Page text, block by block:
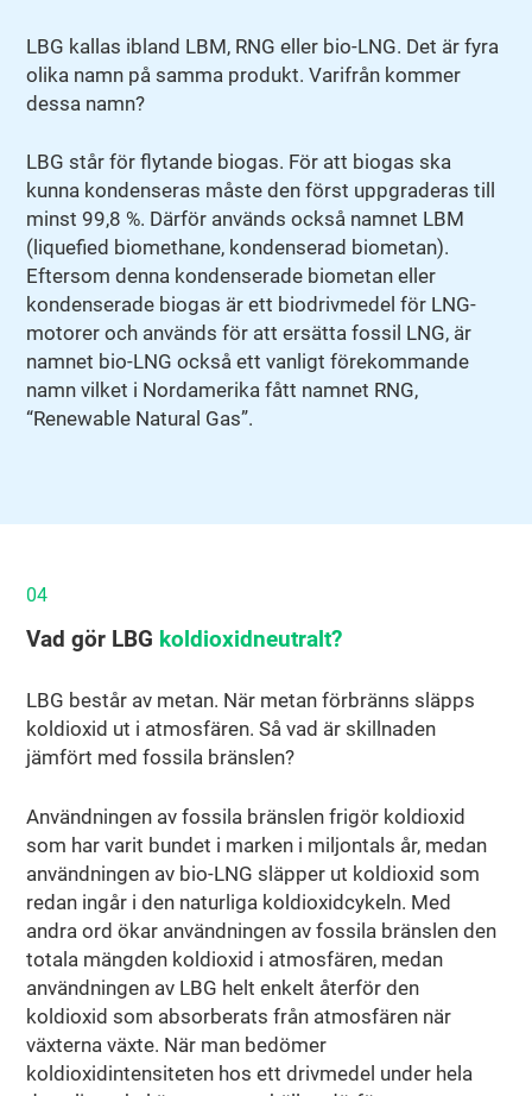
LBG kallas ibland LBM, RNG eller bio-LNG. Det är fyra
olika namn på samma produkt. Varifrån kommer
dessa namn?
LBG står för flytande biogas. För att biogas ska
kunna kondenseras måste den först uppgraderas till
minst 99,8 %. Därför används också namnet LBM
(liquefied biomethane, kondenserad biometan).
Eftersom denna kondenserade biometan eller
kondenserade biogas är ett biodrivmedel för LNG-
motorer och används för att ersätta fossil LNG, är
namnet bio-LNG också ett vanligt förekommande
namn vilket i Nordamerika fått namnet RNG,
“Renewable Natural Gas”.
04
Vad gör LBG koldioxidneutralt?
LBG består av metan. När metan förbränns släpps
koldioxid ut i atmosfären. Så vad är skillnaden
jämfört med fossila bränslen?
Användningen av fossila bränslen frigör koldioxid
som har varit bundet i marken i miljontals år, medan
användningen av bio-LNG släpper ut koldioxid som
redan ingår i den naturliga koldioxidcykeln. Med
andra ord ökar användningen av fossila bränslen den
totala mängden koldioxid i atmosfären, medan
användningen av LBG helt enkelt återför den
koldioxid som absorberats från atmosfären när
växterna växte. När man bedömer
koldioxidintensiteten hos ett drivmedel under hela